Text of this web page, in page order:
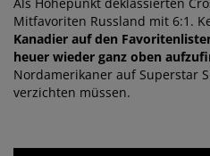
Mitfavoriten Russland mit 6:1.
Kanadier auf den
heuer wieder ganz oben
Nordamerikaner auf Superstar
verzichten müssen.